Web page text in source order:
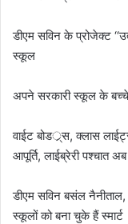
डीएम सविन के प्रोजेक्ट
स्कूल
अपने सरकारी स्कूल के बच्चे
वाईट बोडर््स, क्लास
आपूर्ति, लाईब्रेरी पश्चात अब
डीएम सविन बसंल नैनीताल,
स्कूलों को बना चुके हैं स्मार्ट